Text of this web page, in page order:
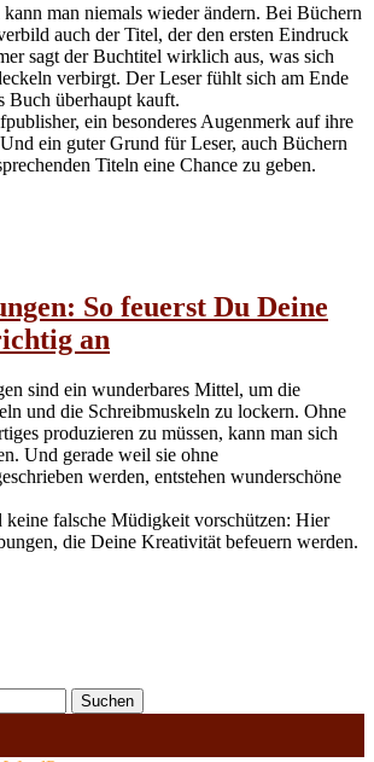
man niemals wieder ändern. Bei Büchern
auch der Titel, der den ersten Eindruck
sagt der Buchtitel wirklich aus, was sich
verbirgt. Der Leser fühlt sich am Ende
Buch überhaupt kauft.
ein besonderes Augenmerk auf ihre
ein guter Grund für Leser, auch Büchern
Titeln eine Chance zu geben.
So feuerst Du Deine
an
sind ein wunderbares Mittel, um die
und die Schreibmuskeln zu lockern. Ohne
produzieren zu müssen, kann man sich
Und gerade weil sie ohne
werden, entstehen wunderschöne
keine falsche Müdigkeit vorschützen: Hier
die Deine Kreativität befeuern werden.
an